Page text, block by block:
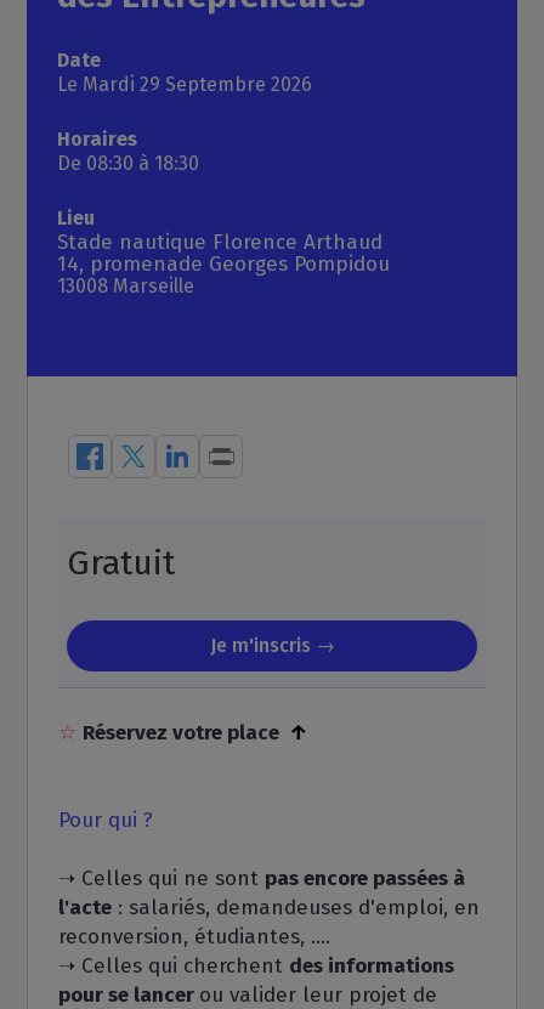
Date
Le Mardi 29 Septembre 2026
Horaires
De 08:30 à 18:30
Lieu
Stade nautique Florence Arthaud
14, promenade Georges Pompidou
13008 Marseille
Gratuit
Je m'inscris →
☆ Réservez votre place ↑
Pour qui ?
➝ Celles qui ne sont pas encore passées à
l'acte : salariés, demandeuses d'emploi, en
reconversion, étudiantes, ....
➝ Celles qui cherchent des informations
pour se lancer ou valider leur projet de